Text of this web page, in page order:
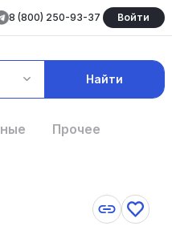
8 (800) 250-93-37 Войти
Найти
Прочее